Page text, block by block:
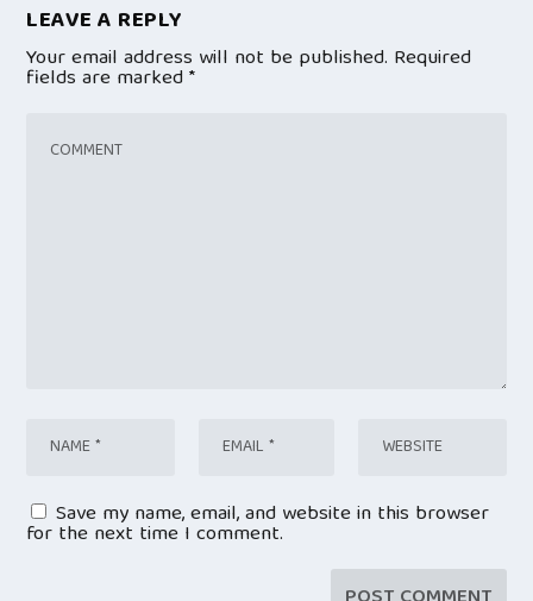
LEAVE A REPLY
Your email address will not be published. Required
fields are marked*
Save my name, email, and website in this browser
for the next time I comment.